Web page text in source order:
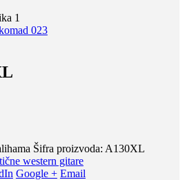
023
Šifra proizvoda: A130XL
western gitare
Google + Email